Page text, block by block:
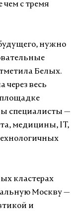
с тремя
нужно
Белых.
через весь
специалисты —
медицины, IT,
кластерах
Москву —
и